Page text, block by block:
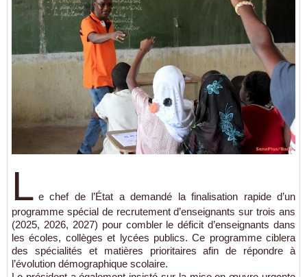
L e chef de l’État a demandé la finalisation rapide d’un
programme spécial de recrutement d’enseignants sur trois ans
(2025, 2026, 2027) pour combler le déficit d’enseignants dans
les écoles, collèges et lycées publics. Ce programme ciblera
des spécialités et matières prioritaires afin de répondre à
l’évolution démographique scolaire.